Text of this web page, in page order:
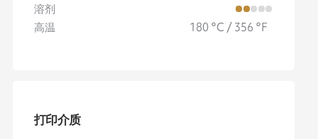
溶剂
高温
180 °C / 356 °F
打印介质